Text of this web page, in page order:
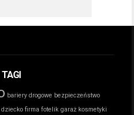
TAGI
bariery drogowe bezpieczeństwo
dziecko firma fotelik garaż kosmetyki